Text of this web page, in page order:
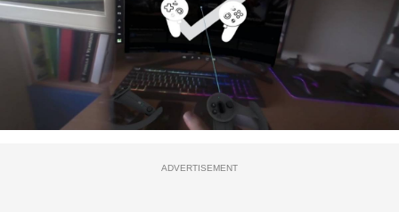
ADVERTISEMENT